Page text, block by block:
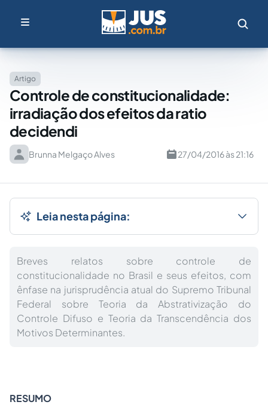
Artigo
Controle de constitucionalidade:
irradiação dos efeitos da ratio
decidendi
Brunna Melgaço Alves 27/04/2016 às 21:16
Leia nesta página:
Breves relatos sobre controle de
constitucionalidade no Brasil e seus efeitos, com
ênfase na jurisprudência atual do Supremo Tribunal
Federal sobre Teoria da Abstrativização do
Controle Difuso e Teoria da Transcendência dos
Motivos Determinantes.
RESUMO